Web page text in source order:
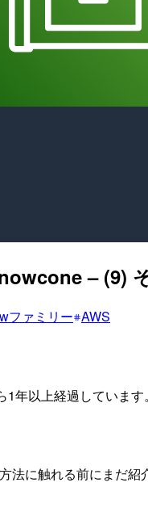
– (9)
ファミリー AWS
1年以上経過していま
法に触れる前にまだ紹